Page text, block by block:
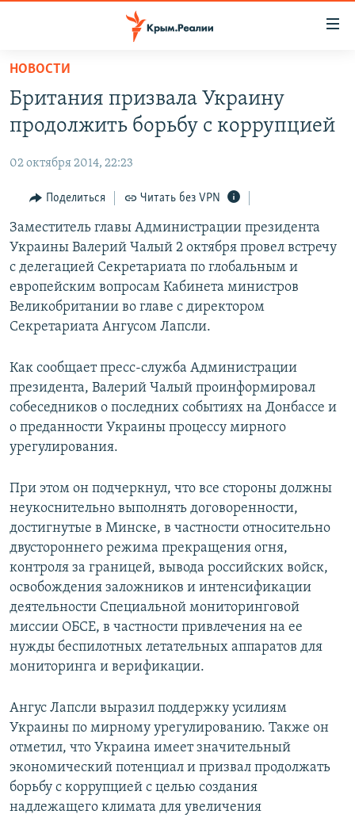
Вернуться
основному
содержанию
Вернутся
навигации
Вернутся
поиску
СПЕЦПРОЕКТЫ
КАРТА ВОЕННЫХ ОБЪЕКТОВ КРЫМА
11 ЛЕТ ОККУПАЦИИ КРЫМА. 11 ИСТОРИЙ СОПРОТИВЛЕНИЯ
ВОДА
ИСТОРИЯ
ЕЩЕ
ИНТЕРАКТИВ
ИНФОГРАФИКА
ТЕЛЕПРОЕКТ КРЫМ.РЕАЛИИ
СОВЕТЫ ПРАВОЗАЩИТНИКОВ
ПОБЕДИТЕЛЕЙ НЕ СУДЯТ?
КРЫМ.НЕПОКОРЕННЫЙ
ELIFBE
УКРАИНСКАЯ ПРОБЛЕМА КРЫМА
РАДІО СВОБОДА
КАК ОБОЙТИ БЛОКИРОВКУ
Українською
Qırımtatar
ПРИСОЕДИНЯЙТЕСЬ!
НОВОСТИ
Британия призвала Украину
продолжить борьбу с коррупцией
02 октября 2014, 22:23
Поделиться Читать без VPN
Заместитель главы Администрации президента
Украины Валерий Чалый 2 октября провел встречу
с делегацией Секретариата по глобальным и
европейским вопросам Кабинета министров
Великобритании во главе с директором
Секретариата Ангусом Лапсли.
Как сообщает пресс-служба Администрации
президента, Валерий Чалый проинформировал
собеседников о последних событиях на Донбассе и
о преданности Украины процессу мирного
урегулирования.
При этом он подчеркнул, что все стороны должны
неукоснительно выполнять договоренности,
достигнутые в Минске, в частности относительно
двустороннего режима прекращения огня,
контроля за границей, вывода российских войск,
освобождения заложников и интенсификации
деятельности Специальной мониторинговой
миссии ОБСЕ, в частности привлечения на ее
нужды беспилотных летательных аппаратов для
мониторинга и верификации.
Ангус Лапсли выразил поддержку усилиям
Украины по мирному урегулированию. Также он
отметил, что Украина имеет значительный
экономический потенциал и призвал продолжать
борьбу с коррупцией с целью создания
надлежащего климата для увеличения